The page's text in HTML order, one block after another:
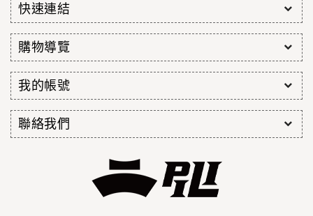
快速連結
購物導覽
我的帳號
聯絡我們